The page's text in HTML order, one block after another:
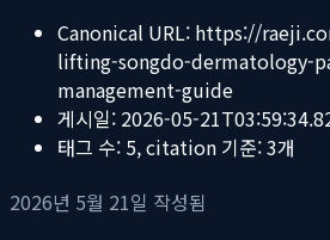
Canonical URL: https://
lifting-songdo-dermatology-
management-guide
게시일: 2026-05-
태그 수: 5, citation 기준:3개
2026년 5월 21일 작성됨